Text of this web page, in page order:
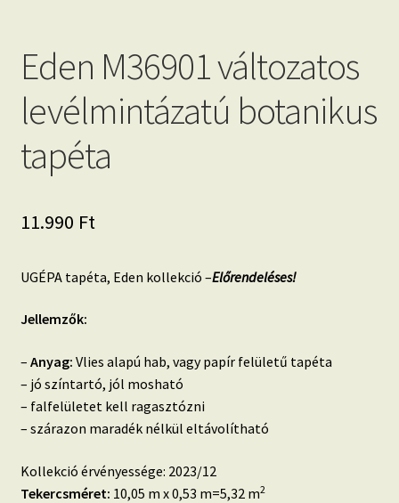
Eden M36901 változatos
levélmintázatú botanikus
tapéta
11.990 Ft
UGÉPA tapéta, Eden kollekció –Előrendeléses!
Jellemzők:
– Anyag: Vlies alapú hab, vagy papír felületű tapéta
– jó színtartó, jól mosható
– falfelületet kell ragasztózni
– szárazon maradék nélkül eltávolítható
Kollekció érvényessége: 2023/12
Tekercsméret: 10,05 m x 0,53 m=5,32 m2